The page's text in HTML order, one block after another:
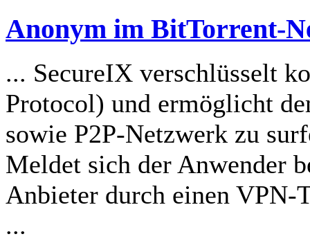
Anonym im BitTorrent-
... SecureIX verschlüsselt
Protocol) und ermöglicht
sowie P2P-Netzwerk zu
Meldet sich der Anwender
Anbieter durch einen
...